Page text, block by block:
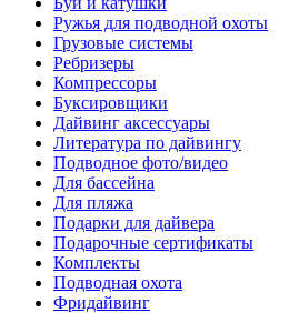
Ружья для подводной охоты
Грузовые системы
Ребризеры
Компрессоры
Буксировщики
Дайвинг аксессуары
Литература по дайвингу
Подводное фото/видео
Для бассейна
Для пляжа
Подарки для дайвера
Подарочные сертификаты
Комплекты
Подводная охота
Фридайвинг